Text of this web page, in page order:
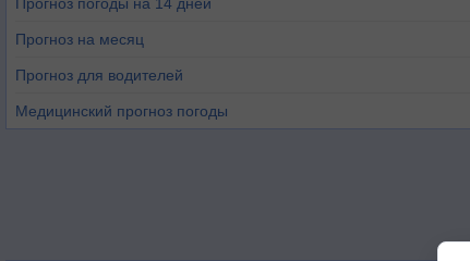
Прогноз на месяц
Прогноз для водителей
Медицинский прогноз погоды